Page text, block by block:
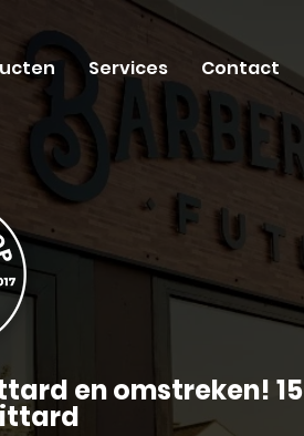
Services Contact
en omstreken! 15